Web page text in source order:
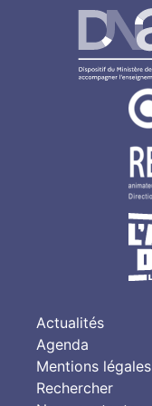
Actualités
Agenda
Mentions légales
Rechercher